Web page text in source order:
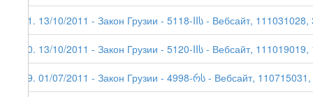
21. 13/10/2011 - Закон Грузии - 5118-IIს - Вебсайт,
20. 13/10/2011 - Закон Грузии - 5120-IIს - Вебсайт,
19. 01/07/2011 - Закон Грузии - 4998-რს - Вебсайт,